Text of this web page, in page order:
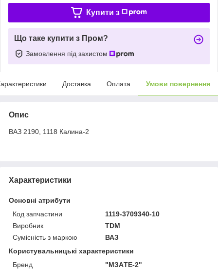
Купити з
Що таке купити з Пром?
Замовлення під захистом
Доставка Оплата Умови повернення
Опис
ВАЗ 2190, 1118 Калина-2
Характеристики
Основні атрибути
Код запчастини
1119-3709340-10
Виробник
TDM
Сумісність з маркою
ВАЗ
Користувальницькі характеристики
Бренд
"МЗAТЕ-2"